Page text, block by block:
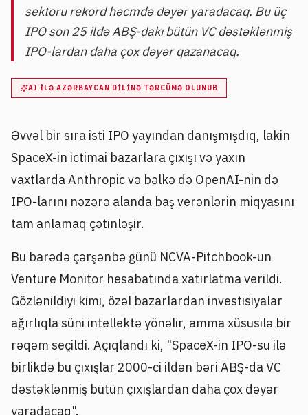
sektoru rekord həcmdə dəyər yaradacaq. Bu üç
IPO son 25 ildə ABŞ-dakı bütün VC dəstəklənmiş
IPO-lardan daha çox dəyər qazanacaq.
AI ILƏ AZƏRBAYCAN DILINƏ TƏRCÜMƏ OLUNUB
Əvvəl bir sıra isti IPO yayından danışmışdıq, lakin
SpaceX-in ictimai bazarlara çıxışı və yaxın
vaxtlarda Anthropic və bəlkə də OpenAI-nin də
IPO-larını nəzərə alanda baş verənlərin miqyasını
tam anlamaq çətinləşir.
Bu barədə çərşənbə günü NCVA-Pitchbook-un
Venture Monitor hesabatında xatırlatma verildi.
Gözlənildiyi kimi, özəl bazarlardan investisiyalar
ağırlıqla süni intellektə yönəlir, amma xüsusilə bir
rəqəm seçildi. Açıqlandı ki, "SpaceX-in IPO-su ilə
birlikdə bu çıxışlar 2000-ci ildən bəri ABŞ-da VC
dəstəklənmiş bütün çıxışlardan daha çox dəyər
yaradacaq".